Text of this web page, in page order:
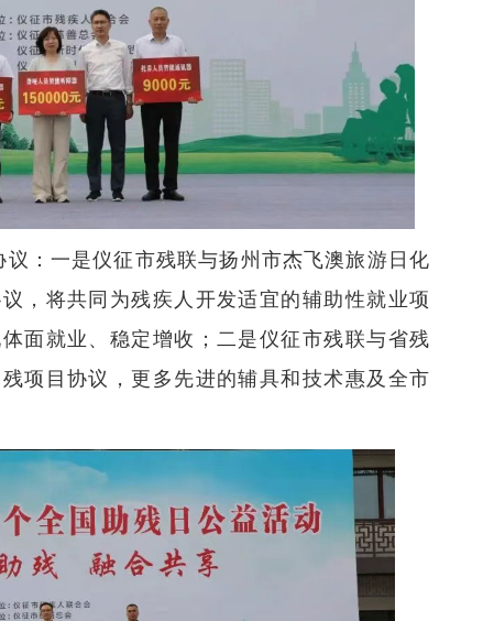
：一是仪征市残联与扬州市杰飞澳旅游日化
，将共同为残疾人开发适宜的辅助性就业项
面就业、稳定增收；二是仪征市残联与省残
项目协议，更多先进的辅具和技术惠及全市